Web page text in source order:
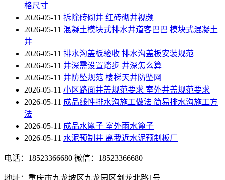
格尺寸
2026-05-11 拆除砖砌井 红砖砌井视频
2026-05-11 混凝土模块式排水井道客巴巴 模块式混凝土
井
2026-05-11 排水沟盖板验收 排水沟盖板安装规范
2026-05-11 井深需设置踏步 井深怎么算
2026-05-11 井防坠规范 楼梯天井防坠网
2026-05-11 小区路面井盖规范要求 室外井盖规范要求
2026-05-11 成品线性排水沟施工做法 简易排水沟施工方
法
2026-05-11 成品水篦子 室外雨水篦子
2026-05-11 水泥预制井 离我近水泥预制板厂
电话：18523366680 微信：18523366680
地址：重庆市九龙坡区九龙园区剑龙北路1号